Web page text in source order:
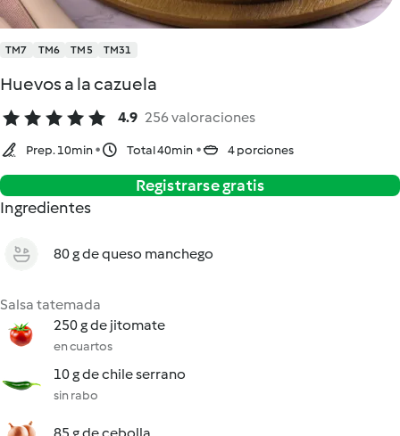
TM7 TM6 TM5 TM31
Huevos a la cazuela
4.9 256 valoraciones
Prep. 10min Total 40min 4 porciones
Registrarse gratis
Ingredientes
80 g de queso manchego
Salsa tatemada
250 g de jitomate
en cuartos
10 g de chile serrano
sin rabo